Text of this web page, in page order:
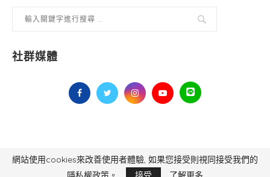
社群媒體
毅傳媒控股股份有限公司 版權所有，非經授權，不得轉載 All Right Reserved.
Yi Media Inc.
電話：02-8791-8559
網站使用cookies來改善使用者體驗, 如果您接受則視同接受我們的